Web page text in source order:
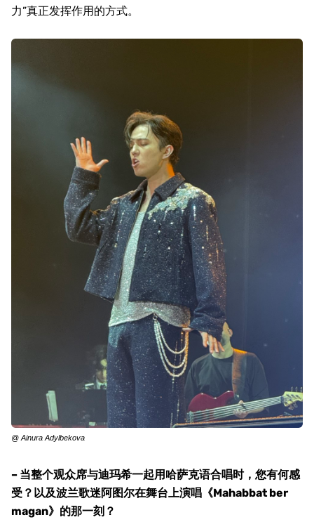
力”真正发挥作用的方式。
@ Ainura Adylbekova
– 当整个观众席与迪玛希一起用哈萨克语合唱时，您有何感
受？以及波兰歌迷阿图尔在舞台上演唱《Mahabbat ber
magan》的那一刻？